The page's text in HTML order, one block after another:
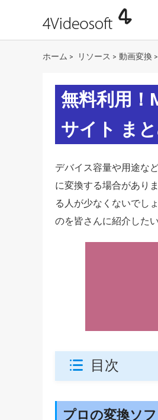
ホーム > リソース > 動画変換 >
無料利用！
サイト ま
デバイス容量や用途な
に変換する場合があり
る人が少なくないでし
のを皆さんに紹介した
目次
プロの変換ソ